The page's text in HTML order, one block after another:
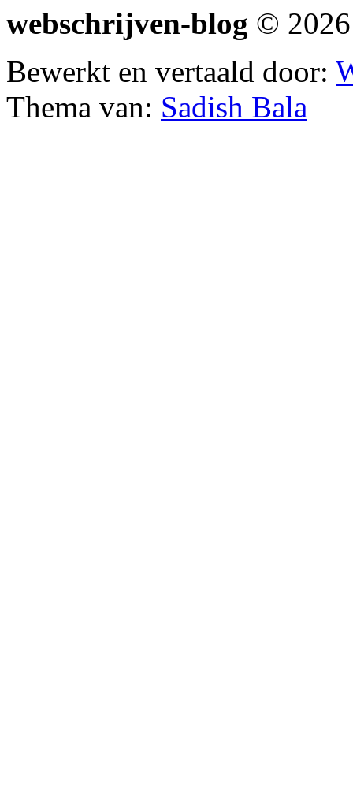
webschrijven-blog © 2026
Bewerkt en vertaald door:
Thema van: Sadish Bala